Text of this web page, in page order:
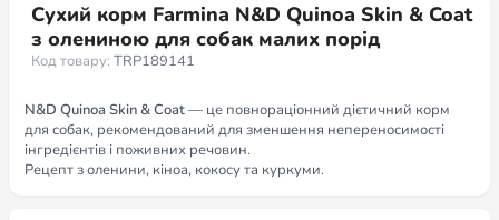
Сухий корм Farmina N&D Quinoa Skin & Coat
з олениною для собак малих порід
Код товару: TRP189141
N&D Quinoa Skin & Coat— це повнораціонний дієтичний корм
для собак, рекомендований для зменшення непереносимості
інгредієнтів і поживних речовин.
Рецепт з оленини, кіноа, кокосу та куркуми.